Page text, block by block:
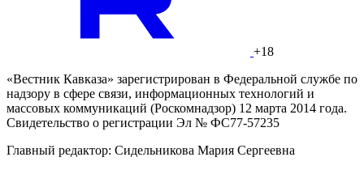
+18
«Вестник Кавказа» зарегистрирован в Федеральной службе по
надзору в сфере связи, информационных технологий и
массовых коммуникаций (Роскомнадзор) 12 марта 2014 года.
Свидетельство о регистрации Эл № ФС77-57235
Главный редактор: Сидельникова Мария Сергеевна